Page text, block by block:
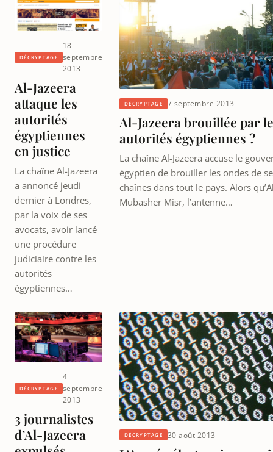
DÉCRYPTAGE
18
septembre
2013
Al-Jazeera
attaque les
autorités
égyptiennes
en justice
La chaîne Al-Jazeera
a annoncé jeudi
dernier à Londres,
par la voix de ses
avocats, avoir lancé
une procédure
judiciaire contre les
autorités
égyptiennes…
DÉCRYPTAGE 7 septembre 2013
Al-Jazeera brouillée par
autorités égyptiennes ?
La chaîne Al-Jazeera accuse le
égyptien de brouiller les ondes de
chaînes dans tout le pays. Alors
Mubasher Misr, l’antenne…
DÉCRYPTAGE
4
septembre
2013
3 journalistes
d’Al-Jazeera
DÉCRYPTAGE 30 août 2013